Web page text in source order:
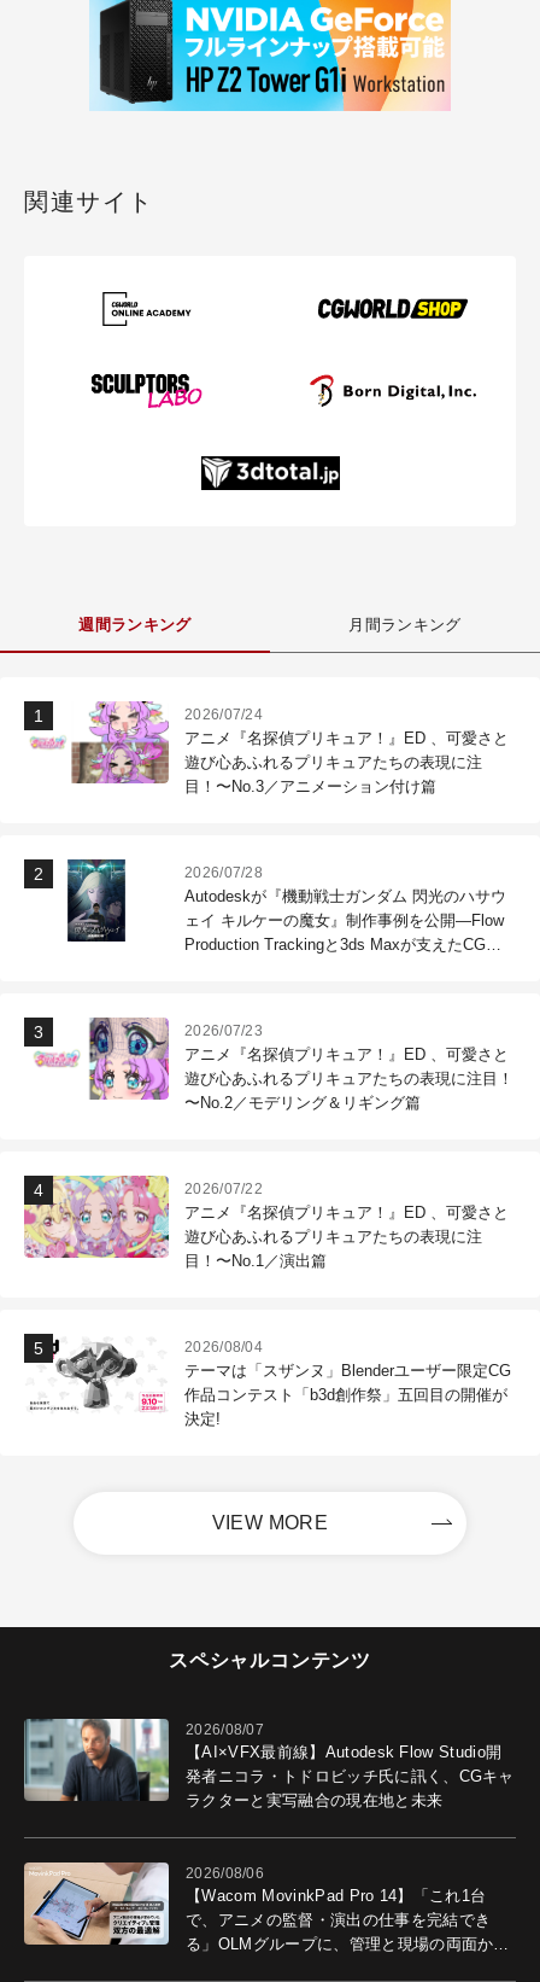
関連サイト
週間ランキング 月間ランキング
2026/07/24
アニメ『名探偵プリキュア！』ED 、可愛さと
遊び心あふれるプリキュアたちの表現に注
目！〜No.3／アニメーション付け篇
2026/07/28
Autodeskが『機動戦士ガンダム 閃光のハサウ
ェイ キルケーの魔女』制作事例を公開―Flow
Production Trackingと3ds Maxが支えたCG制
2026/07/23
アニメ『名探偵プリキュア！』ED 、可愛さと
遊び心あふれるプリキュアたちの表現に注目！
〜No.2／モデリング＆リギング篇
2026/07/22
アニメ『名探偵プリキュア！』ED 、可愛さと
遊び心あふれるプリキュアたちの表現に注
目！〜No.1／演出篇
2026/08/04
テーマは「スザンヌ」Blenderユーザー限定CG
作品コンテスト「b3d創作祭」五回目の開催が
決定!
VIEW MORE
スペシャルコンテンツ
2026/08/07
【AI×VFX最前線】Autodesk Flow Studio開
発者ニコラ・トドロビッチ氏に訊く、CGキャ
ラクターと実写融合の現在地と未来
2026/08/06
【Wacom MovinkPad Pro 14】「これ1台
で、アニメの監督・演出の仕事を完結でき
る」OLMグループに、管理と現場の両面から